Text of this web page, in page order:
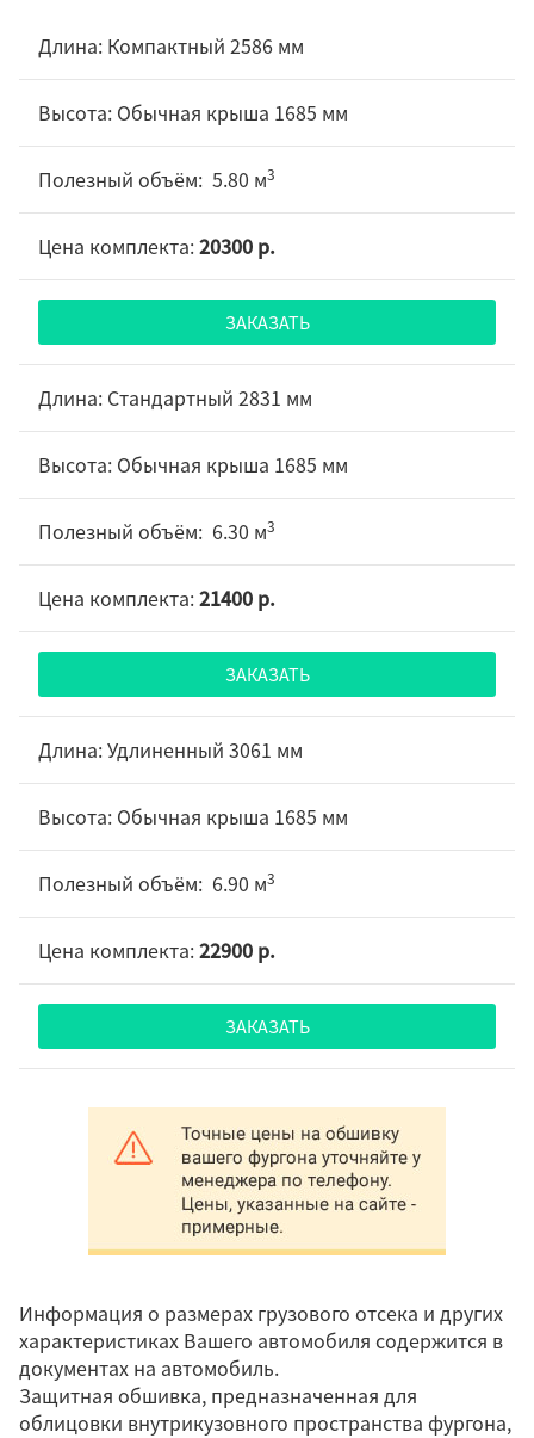
Компактный 2586 мм
Обычная крыша 1685 мм
5.80 м3
20300 р.
ЗАКАЗАТЬ
Стандартный 2831 мм
Обычная крыша 1685 мм
6.30 м3
21400 р.
ЗАКАЗАТЬ
Удлиненный 3061 мм
Обычная крыша 1685 мм
6.90 м3
22900 р.
ЗАКАЗАТЬ
Информация о размерах грузового отсека и других
характеристиках Вашего автомобиля содержится в
документах на автомобиль.
Защитная обшивка, предназначенная для
облицовки внутрикузовного пространства фургона,